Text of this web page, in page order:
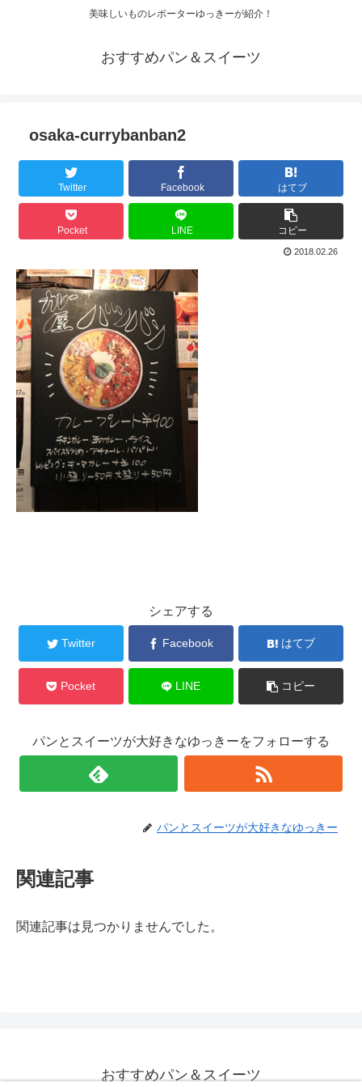
美味しいものレポーターゆっきーが紹介！
おすすめパン＆スイーツ
osaka-currybanban2
Twitter Facebook はてブ
Pocket LINE コピー
2018.02.26
シェアする
Twitter Facebook はてブ
Pocket LINE コピー
パンとスイーツが大好きなゆっきーをフォローする
パンとスイーツが大好きなゆっきー
関連記事
関連記事は見つかりませんでした。
おすすめパン＆スイーツ